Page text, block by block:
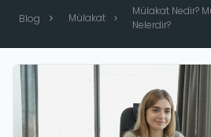
Blog Mülakat
Mülakat Nedir?
Nelerdir?